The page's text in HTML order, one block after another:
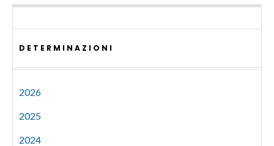
DETERMINAZIONI
2026
2025
2024